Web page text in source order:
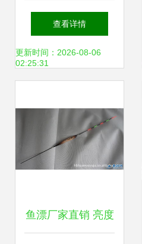
钱密码 如何用狼王
营销活动抓住生意
查看详情
更新时间：2026-08-06
02:25:31
鱼漂厂家直销 亮度